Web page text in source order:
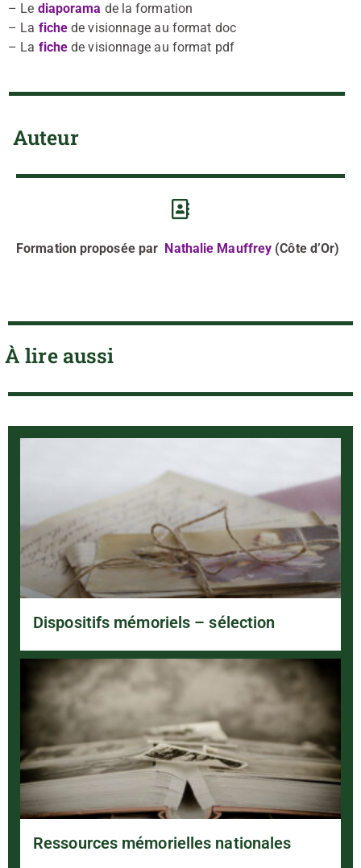
– Le diaporama de la formation
– La fiche de visionnage au format doc
– La fiche de visionnage au format pdf
Auteur
Formation proposée par Nathalie Mauffrey (Côte d’Or)
À lire aussi
Dispositifs mémoriels – sélection
Ressources mémorielles nationales